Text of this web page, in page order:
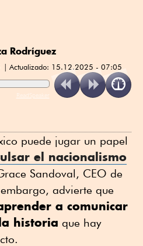
Rodríguez
Actualizado: 15.12.2025 - 07:05
ReadSpeaker
puede jugar un papel
el nacionalismo
Sandoval, CEO de
advierte que
a comunicar
historia que hay